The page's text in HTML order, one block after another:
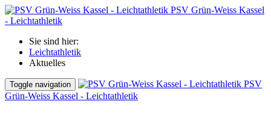
PSV Grün-Weiss Kassel
- Leichtathletik
Sie sind hier:
Leichtathletik
Aktuelles
Toggle navigation
PSV
Grün-Weiss Kassel - Leichtathletik